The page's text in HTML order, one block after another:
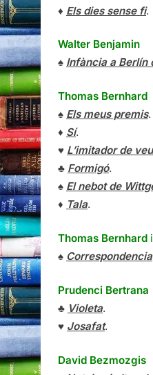
♦ Els dies sense fi.
Walter Benjamin
♠ Infància a Berlín
Thomas Bernhard
♠ Els meus premis.
♦ Sí.
♥ L’imitador de
♣ Formigó.
♠ El nebot de
♦ Tala.
Thomas Bernhard i
♠ Correspondencia
Prudenci Bertrana
♣ Violeta.
♥ Josafat.
David Bezmozgis